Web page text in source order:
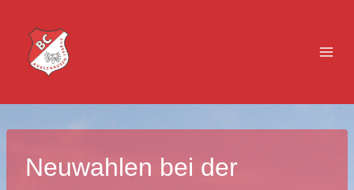
Inhalt
springen
Neuwahlen bei der